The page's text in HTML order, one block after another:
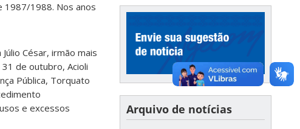
1987/1988. Nos anos
César, irmão mais
de outubro, Acioli
Pública, Torquato
e excessos
Arquivo de notícias